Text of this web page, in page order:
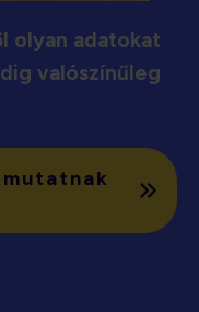
olyan adatokat
valószínűleg